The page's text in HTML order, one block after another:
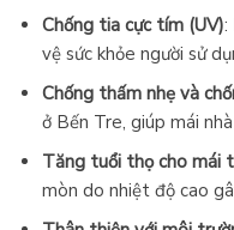
Chống tia cực tím (UV):
vệ sức khỏe người sử
Chống thấm nhẹ và
ở Bến Tre, giúp mái
Tăng tuổi thọ cho mái
mòn do nhiệt độ cao